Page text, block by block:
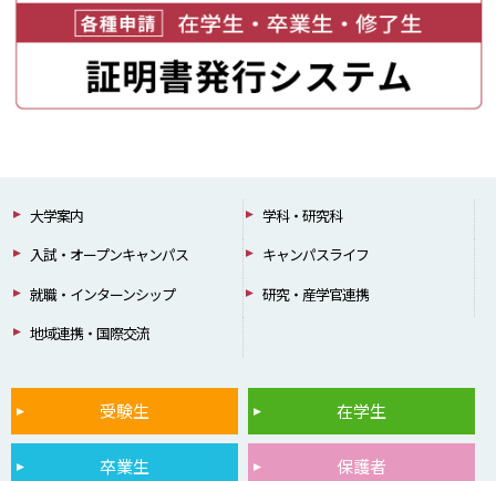
大学案内
学科・研究科
入試・オープンキャンパス
キャンパスライフ
就職・インターンシップ
研究・産学官連携
地域連携・国際交流
受験生 在学生
卒業生 保護者